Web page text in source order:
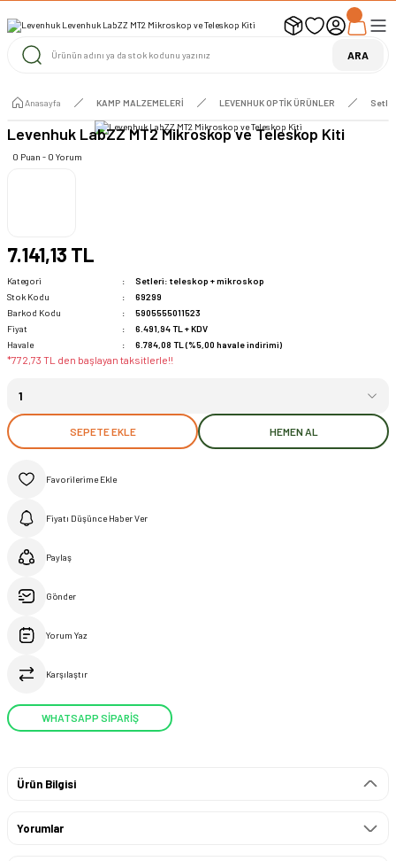
UYARI ! KARGOLAR 13 TEMMUZ 2026 YAPILACAK
1000 TL ve Üzeri Ücretsiz Kargo 1000 TL ve Üzeri Ücretsiz Kargo ARA
Anasayfa KAMP MALZEMELERİ LEVENHUK OPTİK ÜRÜNLER
Levenhuk LabZZ MT2 Mikroskop ve Teleskop Kiti
0 Puan - 0 Yorum
7.141,13 TL
Kategori
Setleri: teleskop + mikroskop
Stok Kodu
69299
Barkod Kodu
5905555011523
Fiyat
6.491,94 TL + KDV
Havale
6.784,08 TL (%5,00 havale indirimi)
*772,73 TL den başlayan taksitlerle!!
SEPETE EKLE HEMEN AL
Fiyatı Düşünce Haber Ver
Paylaş
Gönder
Yorum Yaz
Karşılaştır
WHATSAPP SİPARİŞ
Ürün Bilgisi
Yorumlar